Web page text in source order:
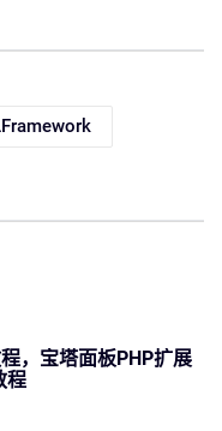
，宝塔面板PHP扩展
程